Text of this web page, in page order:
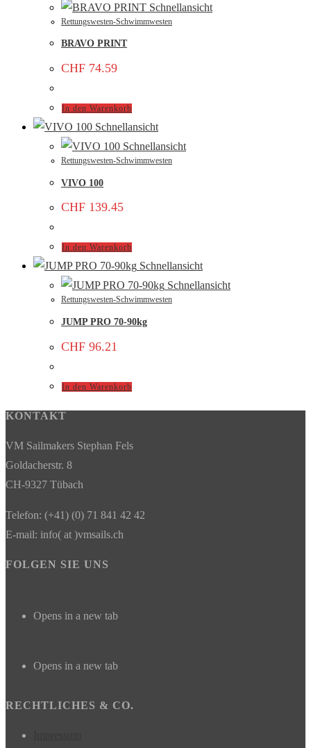
Schnellansicht
Rettungswesten-Schwimmwesten
BRAVO PRINT
CHF 74.59
In den Warenkorb
Schnellansicht
Schnellansicht
Rettungswesten-Schwimmwesten
VIVO 100
CHF 139.45
In den Warenkorb
Schnellansicht
Schnellansicht
Rettungswesten-Schwimmwesten
JUMP PRO 70-90kg
CHF 96.21
In den Warenkorb
KONTAKT
VM Sailmakers Stephan Fels
Goldacherstr. 8
CH-9327 Tübach
Telefon: (+41) (0) 71 841 42 42
E-mail: info( at )vmsails.ch
FOLGEN SIE UNS
Opens in a new tab
Opens in a new tab
RECHTLICHES & CO.